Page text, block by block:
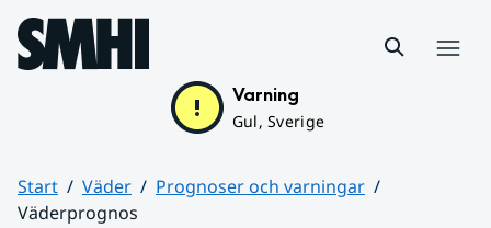
Hoppa till sidans innehåll
Varning
Gul, Sverige
Start Väder
Prognoser och varningar
Väderprognos